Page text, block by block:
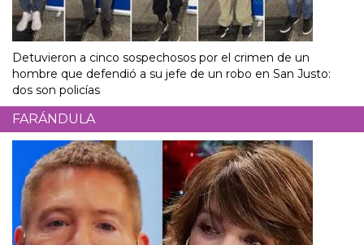
Detuvieron a cinco sospechosos por el crimen de un
hombre que defendió a su jefe de un robo en San Justo:
dos son policías
FARÁNDULA